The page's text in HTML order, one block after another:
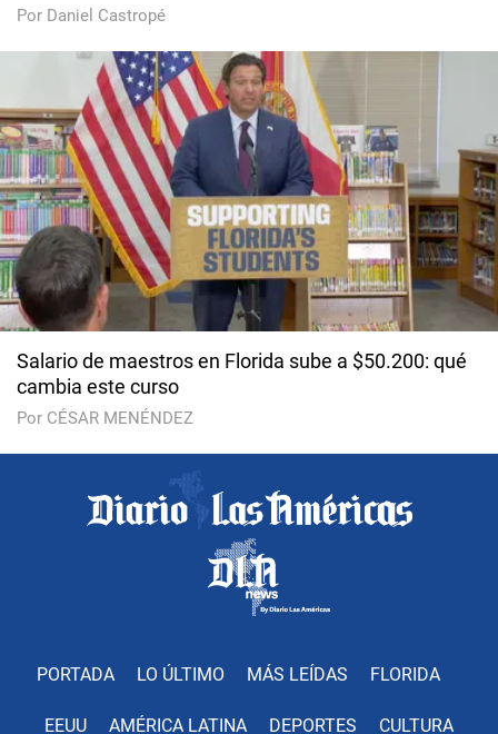
Por Daniel Castropé
Salario de maestros en Florida sube a $50.200: qué
cambia este curso
Por CÉSAR MENÉNDEZ
PORTADA LO ÚLTIMO MÁS LEÍDAS FLORIDA
EEUU AMÉRICA LATINA DEPORTES CULTURA